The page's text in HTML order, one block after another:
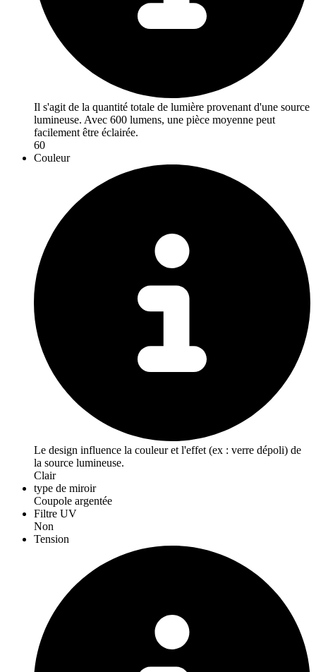
Il s'agit de la quantité totale de lumière provenant d'une source
lumineuse. Avec 600 lumens, une pièce moyenne peut
facilement être éclairée.
60
Couleur
Le design influence la couleur et l'effet (ex : verre dépoli) de
la source lumineuse.
Clair
type de miroir
Coupole argentée
Filtre UV
Non
Tension